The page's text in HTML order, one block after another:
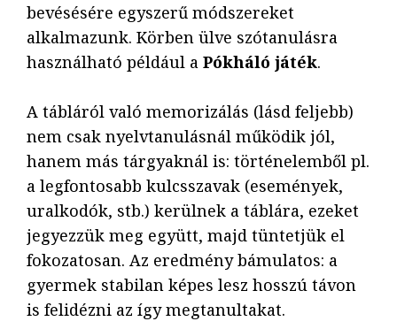
bevésésére egyszerű módszereket
alkalmazunk. Körben ülve szótanulásra
használható például a Pókháló játék.
A tábláról való memorizálás (lásd feljebb)
nem csak nyelvtanulásnál működik jól,
hanem más tárgyaknál is: történelemből pl.
a legfontosabb kulcsszavak (események,
uralkodók, stb.) kerülnek a táblára, ezeket
jegyezzük meg együtt, majd tüntetjük el
fokozatosan. Az eredmény bámulatos: a
gyermek stabilan képes lesz hosszú távon
is felidézni az így megtanultakat.